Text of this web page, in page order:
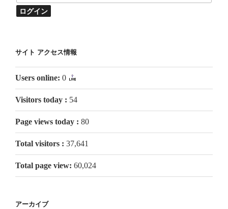
サイト アクセス情報
Users online: 0
Visitors today : 54
Page views today : 80
Total visitors : 37,641
Total page view: 60,024
アーカイブ